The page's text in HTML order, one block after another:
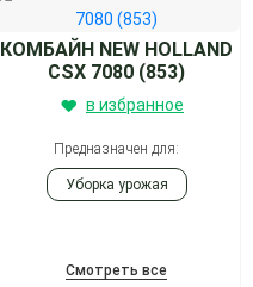
КОМБАЙН NEW HOLLAND
CSX 7080 (853)
в избранное
Предназначен для:
Уборка урожая
Смотреть все